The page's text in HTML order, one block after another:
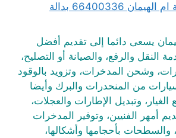
ونش كرين سطحة ام الهيمان 66400336 بدالة
يسعى دائما إلى تقديم أفضل
النقل والرفع، والصيانة أو التصليح،
وشحن المدخرات، وتزويد بالوقود
من المنحدرات والبرك وأيضا
وتبديل الإطارات والعجلات،
أمهر الفنيين، وتوفير المدخرات
والسطحات بأحجامها وأشكالها،